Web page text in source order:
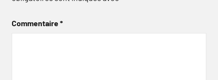
Commentaire*